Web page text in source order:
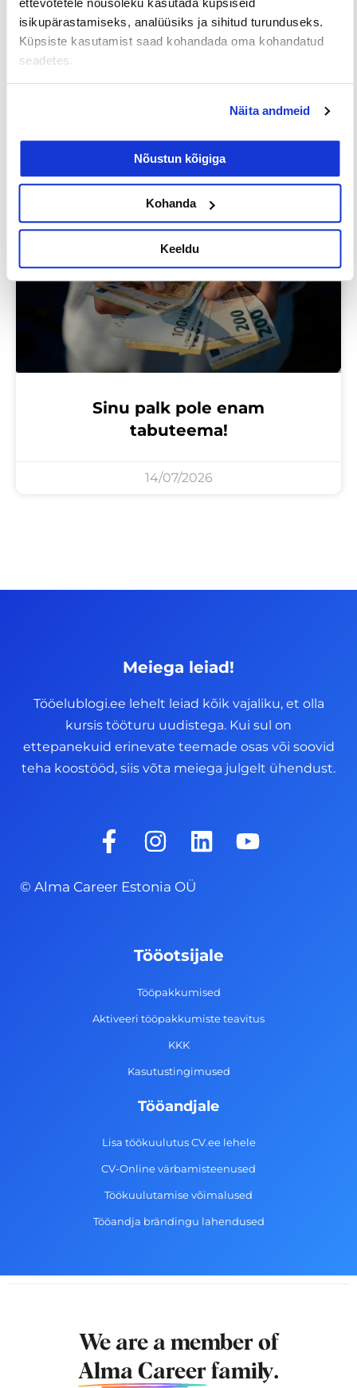
ettevõtetele nõusoleku kasutada küpsiseid
isikupärastamiseks, analüüsiks ja sihitud turunduseks.
Küpsiste kasutamist saad kohandada oma kohandatud
seadetes.
Näita andmeid
Nõustun kõigiga
Kohanda
Keeldu
23/07/2026
Sinu palk pole enam
tabuteema!
14/07/2026
Meiega leiad!
Tööelublogi.ee lehelt leiad kõik vajaliku, et olla
kursis tööturu uudistega. Kui sul on
ettepanekuid erinevate teemade osas või soovid
teha koostööd, siis võta meiega julgelt ühendust.
F
a
e
-
I
n
s
t
g
r
a
m
L
i
d
i
n
Y
o
© Alma Career Estonia OÜ
Tööotsijale
Tööpakkumised
Aktiveeri tööpakkumiste teavitus
KKK
Kasutustingimused
Tööandjale
Lisa töökuulutus CV.ee lehele
CV-Online värbamisteenused
Töökuulutamise võimalused
Tööandja brändingu lahendused
We are a member of
Alma Career family.